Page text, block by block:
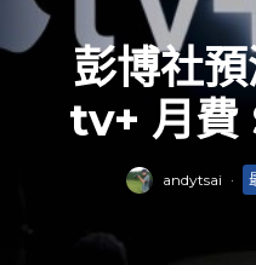
彭博社
tv+ 月費
andytsai ·